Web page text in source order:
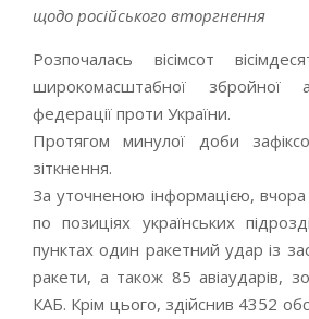
щодо російського вторгнення
Розпочалась вісімсот
широкомасштабної збройної
федерації проти України.
Протягом минулої доби
зіткнення.
За уточненою інформацією,
по позиціях українських
пунктах один ракетний удар із
ракети, а також 85 авіаударів,
КАБ. Крім цього, здійснив 4352